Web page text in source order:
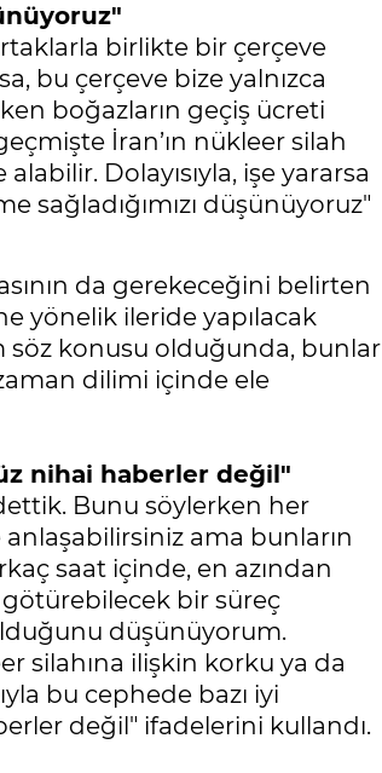
birlikte bir çerçeve
bu çerçeve bize yalnızca
boğazların geçiş ücreti
İran’ın nükleer silah
Dolayısıyla, işe yararsa
sağladığımızı düşünüyoruz"
da gerekeceğini belirten
yönelik ileride yapılacak
söz konusu olduğunda, bunlar
dilimi içinde ele
nihai haberler değil"
Bunu söylerken her
ama bunların
saat içinde, en azından
bir süreç
düşünüyorum.
silahına ilişkin korku ya da
bu cephede bazı iyi
değil" ifadelerini kullandı.